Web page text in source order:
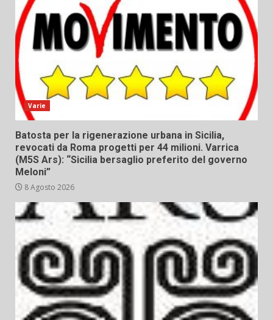
Varie
Batosta per la rigenerazione urbana in Sicilia,
revocati da Roma progetti per 44 milioni. Varrica
(M5S Ars): “Sicilia bersaglio preferito del governo
Meloni”
8 Agosto 2026